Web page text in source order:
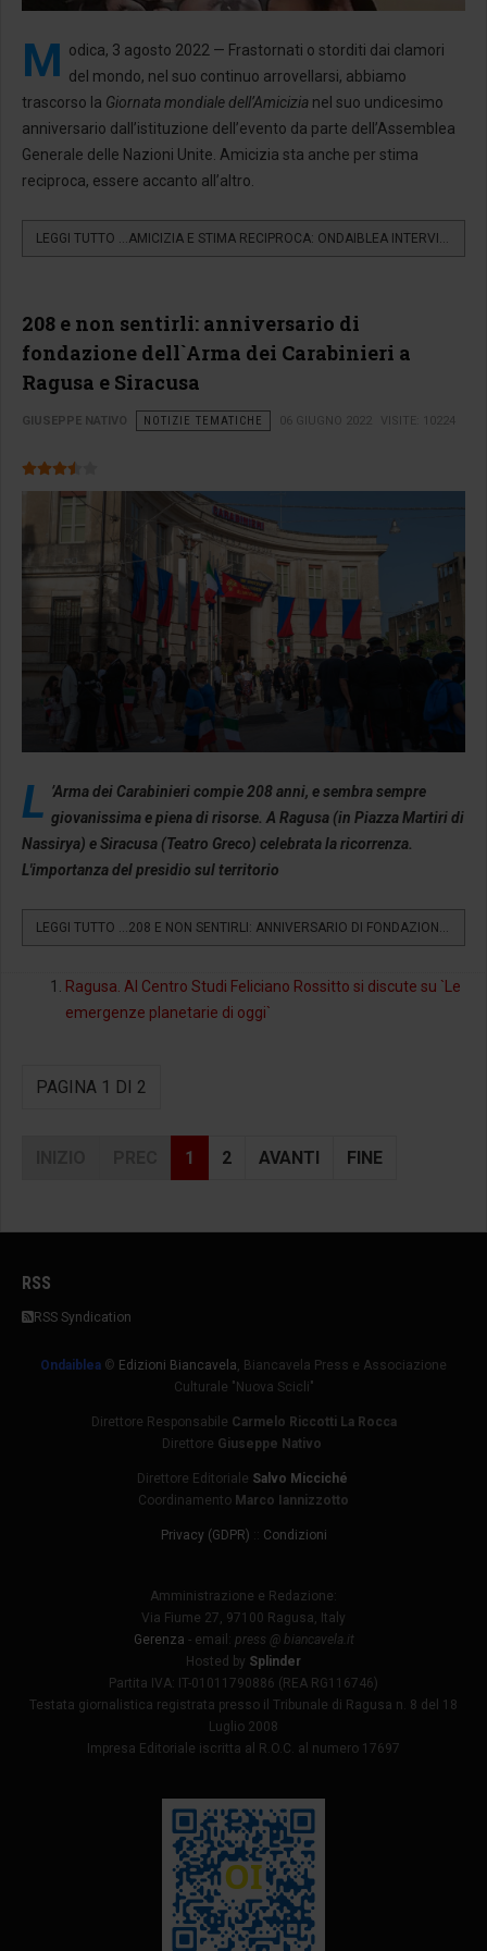
M odica, 3 agosto 2022 — Frastornati o storditi dai clamori
del mondo, nel suo continuo arrovellarsi, abbiamo
trascorso la Giornata mondiale dell’Amicizia nel suo undicesimo
anniversario dall’istituzione dell’evento da parte dell’Assemblea
Generale delle Nazioni Unite. Amicizia sta anche per stima
reciproca, essere accanto all’altro.
208 e non sentirli: anniversario di
fondazione dell`Arma dei Carabinieri a
Ragusa e Siracusa
GIUSEPPE NATIVO NOTIZIE TEMATICHE 06 GIUGNO 2022 VISITE: 10224
Valutazione attuale:
L ’Arma dei Carabinieri compie 208 anni, e sembra sempre
giovanissima e piena di risorse. A Ragusa (in Piazza Martiri di
Nassirya) e Siracusa (Teatro Greco) celebrata la ricorrenza.
L'importanza del presidio sul territorio
Ragusa. Al Centro Studi Feliciano Rossitto si discute su `Le
emergenze planetarie di oggi`
PAGINA 1 DI 2
1 2 AVANTI FINE
RSS
RSS Syndication
Ondaiblea © Edizioni Biancavela , Biancavela Press e Associazione
Culturale "Nuova Scicli"
Direttore Responsabile Carmelo Riccotti La Rocca
Direttore Giuseppe Nativo
Direttore Editoriale Salvo Micciché
Coordinamento Marco Iannizzotto
Privacy (GDPR) :: Condizioni
Amministrazione e Redazione:
Via Fiume 27, 97100 Ragusa, Italy
Gerenza - email: press @ biancavela.it
Hosted by Splinder
Partita IVA: IT-01011790886 (REA RG116746)
Testata giornalistica registrata presso il Tribunale di Ragusa n. 8 del 18
Luglio 2008
Impresa Editoriale iscritta al R.O.C. al numero 17697